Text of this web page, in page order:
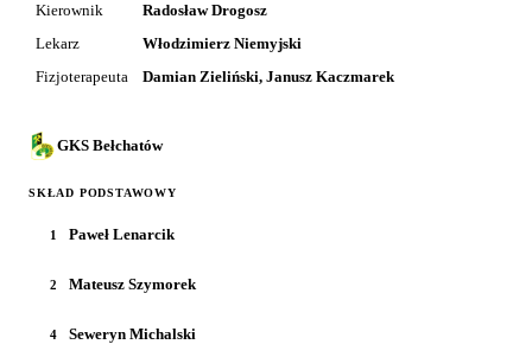
Kierownik
Radosław Drogosz
Lekarz
Włodzimierz Niemyjski
Fizjoterapeuta
Damian Zieliński, Janusz Kaczmarek
GKS Bełchatów
SKŁAD PODSTAWOWY
1 Paweł Lenarcik
2 Mateusz Szymorek
4 Seweryn Michalski